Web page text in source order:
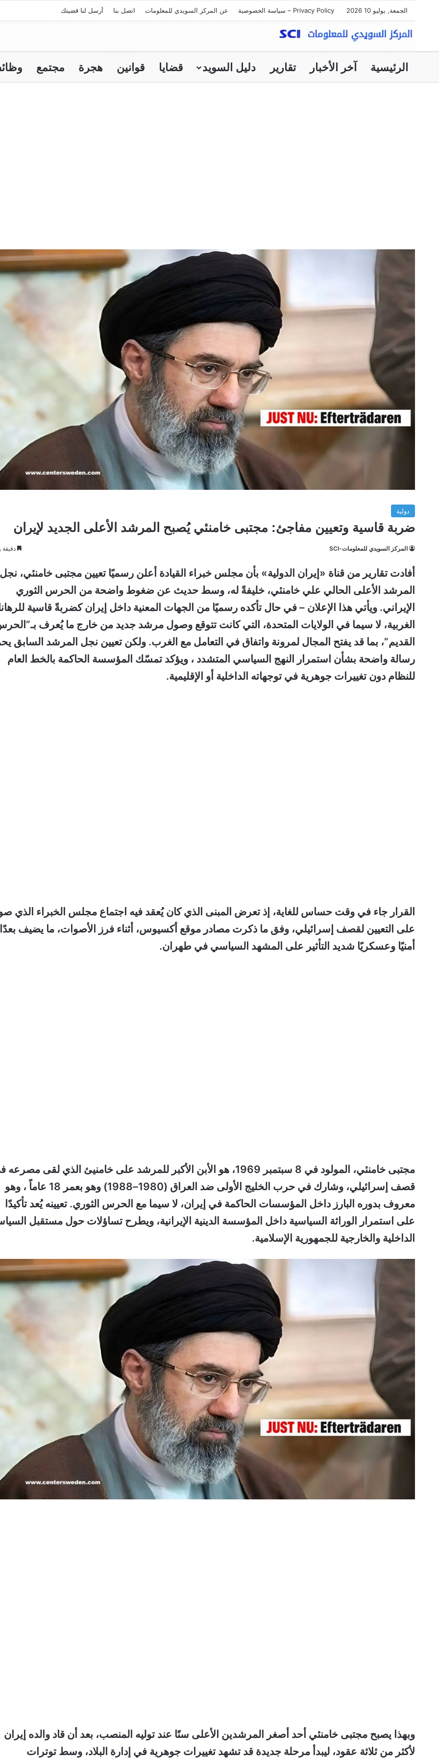
الجمعة, يوليو 10 2026 Privacy Policy – سياسة الخصوصية عن المركز السويدي للمعلومات اتصل بنا أرسل لنا قضيتك
الرئيسية آخر الأخبار تقارير دليل السويد قضايا قوانين هجرة مجتمع
دولية
ضربة قاسية وتعيين مفاجئ: مجتبى خامنئي يُصبح المرشد الأعلى الجديد لإيران
المركز السويدي للمعلومات-SCI دقيقة
أفادت تقارير من قناة «إيران الدولية» بأن مجلس خبراء القيادة أعلن رسميًا تعيين مجتبى خامنئي، نجل
المرشد الأعلى الحالي علي خامنئي، خليفةً له، وسط حديث عن ضغوط واضحة من الحرس الثوري
الإيراني. ويأتي هذا الإعلان – في حال تأكده رسميًا من الجهات المعنية داخل إيران كضربةً قاسية
الغربية، لا سيما في الولايات المتحدة، التي كانت تتوقع وصول مرشد جديد من خارج ما يُعرف
القديم”، بما قد يفتح المجال لمرونة واتفاق في التعامل مع الغرب. ولكن تعيين نجل المرشد السابق
رسالة واضحة بشأن استمرار النهج السياسي المتشدد ، ويؤكد تمسّك المؤسسة الحاكمة بالخط العام
للنظام دون تغييرات جوهرية في توجهاته الداخلية أو الإقليمية.
القرار جاء في وقت حساس للغاية، إذ تعرض المبنى الذي كان يُعقد فيه اجتماع مجلس الخبراء الذي
على التعيين لقصف إسرائيلي، وفق ما ذكرت مصادر موقع أكسيوس، أثناء فرز الأصوات، ما يضيف بعدًا
أمنيًا وعسكريًا شديد التأثير على المشهد السياسي في طهران.
مجتبى خامنئي، المولود في 8 سبتمبر 1969، هو الأبن الأكبر للمرشد على خامنيئ الذي لقى
قصف إسرائيلي، وشارك في حرب الخليج الأولى ضد العراق (1980–1988) وهو بعمر 18 عاماً ، وهو
معروف بدوره البارز داخل المؤسسات الحاكمة في إيران، لا سيما مع الحرس الثوري. تعيينه يُعد تأكيدًا
على استمرار الوراثة السياسية داخل المؤسسة الدينية الإيرانية، ويطرح تساؤلات حول مستقبل
الداخلية والخارجية للجمهورية الإسلامية.
وبهذا يصبح مجتبى خامنئي أحد أصغر المرشدين الأعلى سنًا عند توليه المنصب، بعد أن قاد والده إيران
لأكثر من ثلاثة عقود، ليبدأ مرحلة جديدة قد تشهد تغييرات جوهرية في إدارة البلاد، وسط توترات